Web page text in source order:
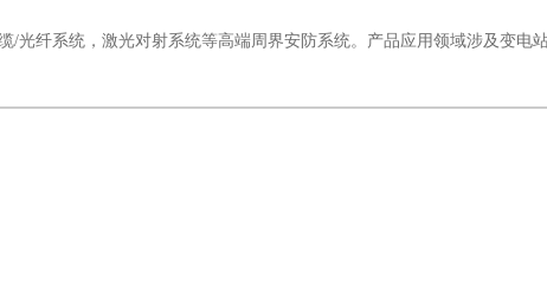
光纤系统，激光对射系统等高端周界安防系统。产品应用领域涉及变电